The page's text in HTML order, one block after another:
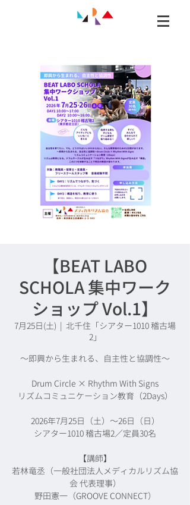
【BEAT LABO
SCHOLA 集中ワーク
ショップ Vol.1】
7月25日(土)
  |
北千住「シアター1010 稽古場
2」
〜即興から生まれる、自主性と協調性〜
Drum Circle × Rhythm With Signs
リズムコミュニケーション教育（2Days）
2026年7月25日（土）〜26日（日）
シアター1010 稽古場2／定員30名
【講師】
若林竜丞（一般社団法人メディカルリズム協
会 代表理事）
野田憲一（GROOVE CONNECT）